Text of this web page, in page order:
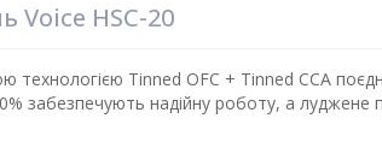
Voice HSC-20
технологією Tinned OFC + Tinned CCA
забезпечують надійну роботу, а